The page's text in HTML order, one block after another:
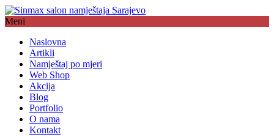
Meni
Naslovna
Artikli
Namještaj po mjeri
Web Shop
Akcija
Blog
Portfolio
O nama
Kontakt